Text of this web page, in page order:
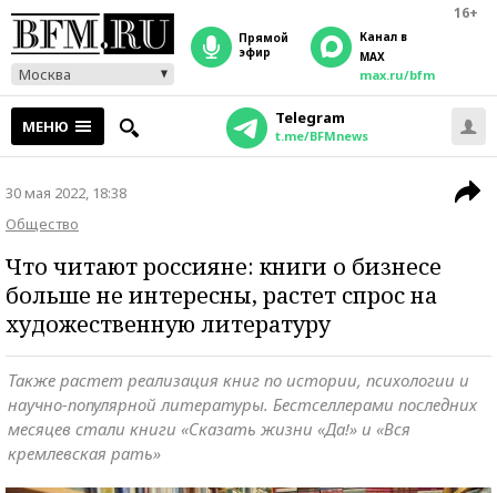
16+
Москва
прямой
эфир
Канал в
MAX
max.ru/bfm
МЕНЮ Telegram
t.me/BFMnews
30 мая 2022, 18:38
Общество
Что читают россияне: книги о бизнесе
больше не интересны, растет спрос на
художественную литературу
Также растет реализация книг по истории, психологии и
научно-популярной литературы. Бестселлерами последних
месяцев стали книги «Сказать жизни «Да!» и «Вся
кремлевская рать»